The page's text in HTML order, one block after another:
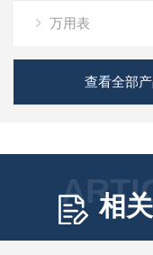
万用表
查看全部
相